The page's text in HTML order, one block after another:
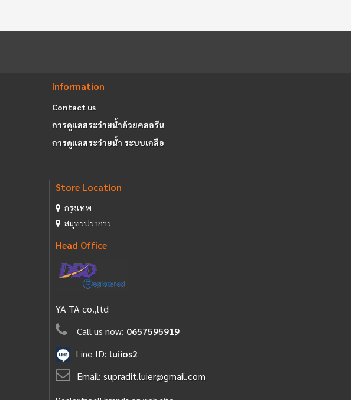
Information
Contact us
การดูแลสระว่ายน้ำด้วยคลอรีน
การดูแลสระว่ายน้ำ ระบบเกลือ
Store Location
กรุงเทพ
สมุทรปราการ
Head Office
YA TA co.,ltd
Call us now: 0657595919
Line ID: luiios2
Email: supradit.luier@gmail.com